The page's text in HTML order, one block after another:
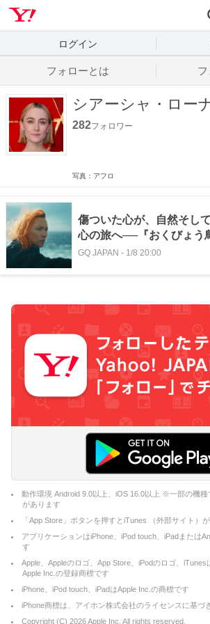
ログイン
フォローとは
シアーシャ・ロー
282フォロワー
写真：アフロ
傷ついた心が、自然そし
心の旅へ──『おくびょう
ラ・フィングシャイト監
GQ JAPAN - 1/8 20:00
動作環境 Android 9.0以上、iOS 16.0以上 ※一部の機
があります
「App Store」ボタンを押すとiTunes （外部サイト）
アプリケーションはiPhone、iPod touch、iPadまたは
す
Apple、Appleのロゴ、App Store、iPodのロゴ、
Apple Inc.の登録商標です
iPhone、iPod touch、iPadはApple Inc.の商標です
iPhone商標は、アイホン株式会社のライセンスに基づ
Copyright (C) 2026Apple Inc. All rights reserved.